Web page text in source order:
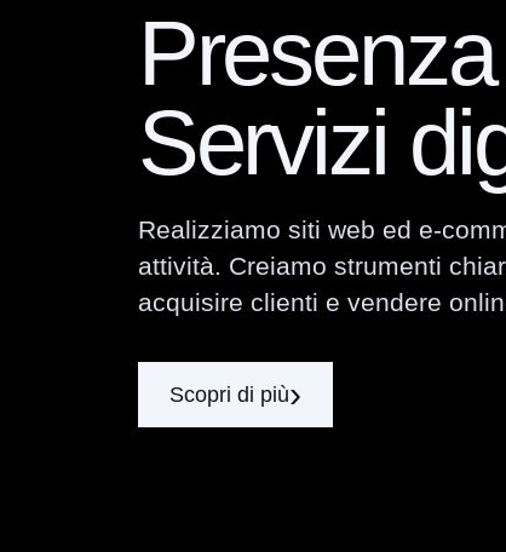
Servizi
Realizziamo siti web ed e-
attività. Creiamo strumenti
acquisire clienti e vendere
Scopri di più